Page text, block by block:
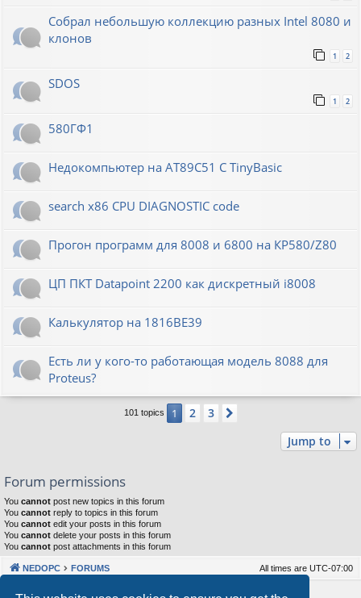
Собрал небольшую коллекцию разных Intel 8080 и
клонов
1 2
SDOS
1 2
580ГФ1
Недокомпьютер на AT89C51 C TinyBasic
search x86 CPU DIAGNOSTIC code
Прогон программ для 8008 и 6800 на КР580/Z80
ЦП ПКТ Datapoint 2200 как дискретный i8008
Калькулятор на 1816ВЕ39
Есть ли у кого-то работающая модель 8088 для
Proteus?
101 topics 1 2 3
Jump to
Forum permissions
You cannot post new topics in this forum
You cannot reply to topics in this forum
You cannot edit your posts in this forum
You cannot delete your posts in this forum
You cannot post attachments in this forum
NEDOPC FORUMS All times are UTC-07:00
Powered byphpBB® Forum Software © phpBB Limited